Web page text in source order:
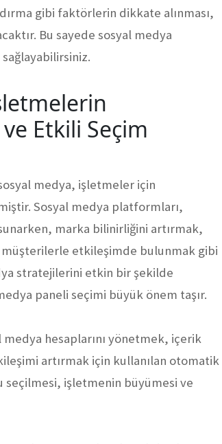
gibi faktörlerin dikkate alınması,
Bu sayede sosyal medya
Etkili Seçim
medya, işletmeler için
Sosyal medya platformları,
marka bilinirliğini artırmak,
etkileşimde bulunmak gibi
stratejilerini etkin bir şekilde
paneli seçimi büyük önem taşır.
hesaplarını yönetmek, içerik
artırmak için kullanılan otomatik
seçilmesi, işletmenin büyümesi ve